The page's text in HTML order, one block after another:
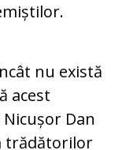
nu există
acest
Nicușor Dan
trădătorilor